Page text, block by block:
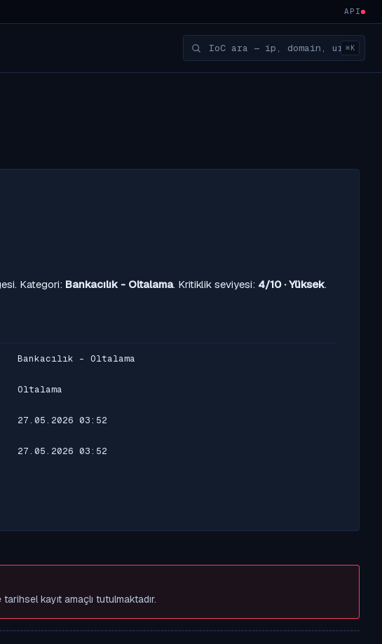
API
⌘K
Kategori: Bankacılık - Oltalama. Kritiklik seviyesi: 4/10 · Yüksek.
Bankacılık - Oltalama
Oltalama
27.05.2026 03:52
27.05.2026 03:52
kayıt amaçlı tutulmaktadır.